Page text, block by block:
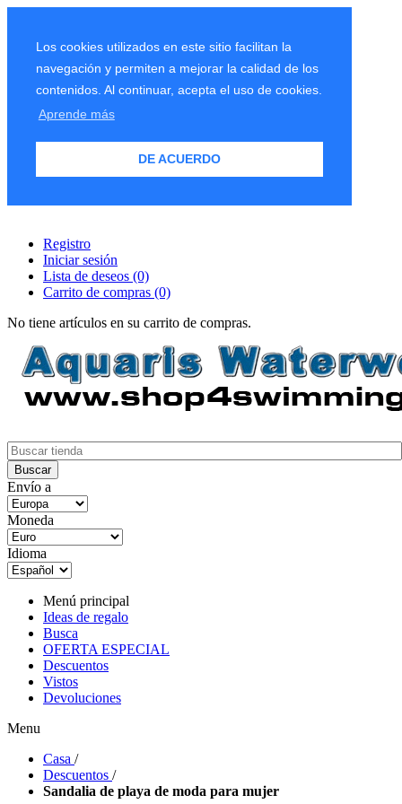
Los cookies utilizados en este sitio facilitan la
navegación y permiten a mejorar la calidad de los
contenidos. Al continuar, acepta el uso de cookies.
Aprende más
DE ACUERDO
Registro
Iniciar sesión
Lista de deseos (0)
Carrito de compras (0)
No tiene artículos en su carrito de compras.
Envío a
Moneda
Idioma
Menú principal
Ideas de regalo
Busca
OFERTA ESPECIAL
Descuentos
Vistos
Devoluciones
Menu
Casa /
Descuentos /
Sandalia de playa de moda para mujer